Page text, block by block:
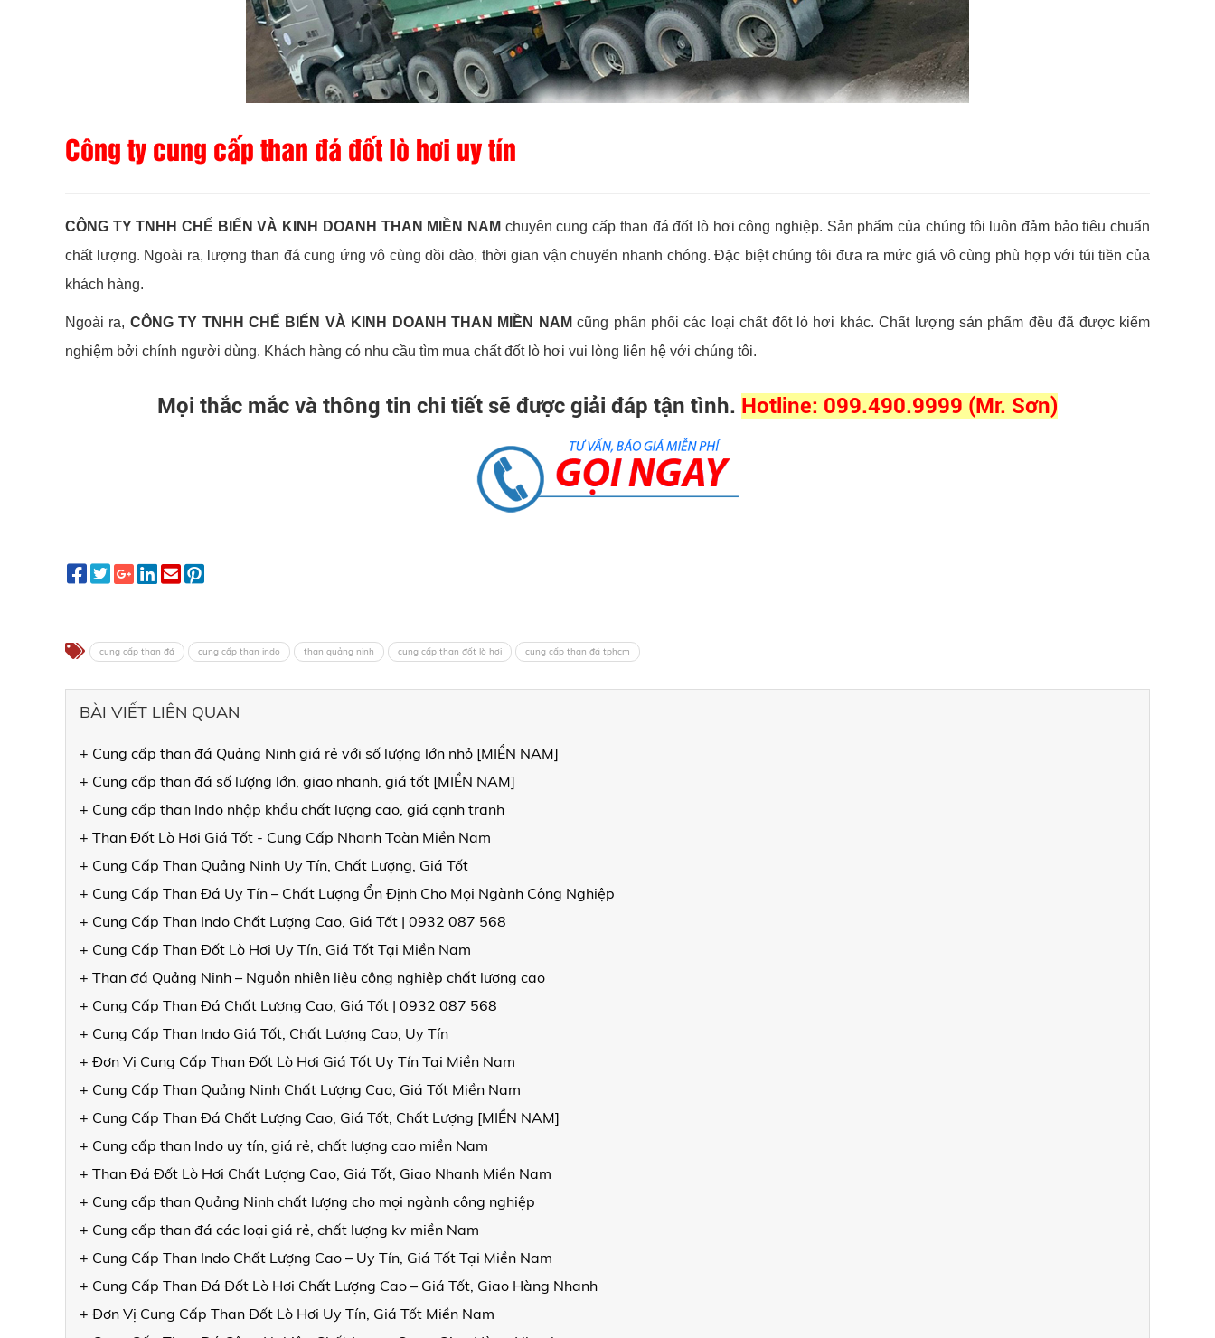
Công ty cung cấp than đá đốt lò hơi uy tín
CÔNG TY TNHH CHẾ BIẾN VÀ KINH DOANH THAN MIỀN NAM chuyên cung cấp than đá đốt lò hơi công nghiệp. Sản phẩm của chúng tôi luôn đảm bảo tiêu chuẩn
chất lượng. Ngoài ra, lượng than đá cung ứng vô cùng dồi dào, thời gian vận chuyển nhanh chóng. Đặc biệt chúng tôi đưa ra mức giá vô cùng phù hợp với túi tiền của
khách hàng.
Ngoài ra, CÔNG TY TNHH CHẾ BIẾN VÀ KINH DOANH THAN MIỀN NAM cũng phân phối các loại chất đốt lò hơi khác. Chất lượng sản phẩm đều đã được kiểm
nghiệm bởi chính người dùng. Khách hàng có nhu cầu tìm mua chất đốt lò hơi vui lòng liên hệ với chúng tôi.
Mọi thắc mắc và thông tin chi tiết sẽ được giải đáp tận tình. Hotline: 099.490.9999 (Mr. Sơn)
cung cấp than đá cung cấp than indo than quảng ninh cung cấp than đốt lò hơi cung cấp than đá tphcm
BÀI VIẾT LIÊN QUAN
+ Cung cấp than đá Quảng Ninh giá rẻ với số lượng lớn nhỏ [MIỀN NAM]
+ Cung cấp than đá số lượng lớn, giao nhanh, giá tốt [MIỀN NAM]
+ Cung cấp than Indo nhập khẩu chất lượng cao, giá cạnh tranh
+ Than Đốt Lò Hơi Giá Tốt - Cung Cấp Nhanh Toàn Miền Nam
+ Cung Cấp Than Quảng Ninh Uy Tín, Chất Lượng, Giá Tốt
+ Cung Cấp Than Đá Uy Tín – Chất Lượng Ổn Định Cho Mọi Ngành Công Nghiệp
+ Cung Cấp Than Indo Chất Lượng Cao, Giá Tốt | 0932 087 568
+ Cung Cấp Than Đốt Lò Hơi Uy Tín, Giá Tốt Tại Miền Nam
+ Than đá Quảng Ninh – Nguồn nhiên liệu công nghiệp chất lượng cao
+ Cung Cấp Than Đá Chất Lượng Cao, Giá Tốt | 0932 087 568
+ Cung Cấp Than Indo Giá Tốt, Chất Lượng Cao, Uy Tín
+ Đơn Vị Cung Cấp Than Đốt Lò Hơi Giá Tốt Uy Tín Tại Miền Nam
+ Cung Cấp Than Quảng Ninh Chất Lượng Cao, Giá Tốt Miền Nam
+ Cung Cấp Than Đá Chất Lượng Cao, Giá Tốt, Chất Lượng [MIỀN NAM]
+ Cung cấp than Indo uy tín, giá rẻ, chất lượng cao miền Nam
+ Than Đá Đốt Lò Hơi Chất Lượng Cao, Giá Tốt, Giao Nhanh Miền Nam
+ Cung cấp than Quảng Ninh chất lượng cho mọi ngành công nghiệp
+ Cung cấp than đá các loại giá rẻ, chất lượng kv miền Nam
+ Cung Cấp Than Indo Chất Lượng Cao – Uy Tín, Giá Tốt Tại Miền Nam
+ Cung Cấp Than Đá Đốt Lò Hơi Chất Lượng Cao – Giá Tốt, Giao Hàng Nhanh
+ Đơn Vị Cung Cấp Than Đốt Lò Hơi Uy Tín, Giá Tốt Miền Nam